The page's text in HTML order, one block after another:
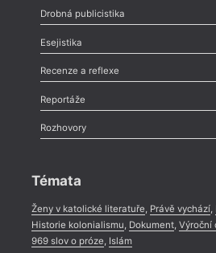
Poezie,Próza,Dokumenty
Drobná publicistika
Odlesk
Nekrolog,Glosa,Sloupek,Pozvánka,
Esejistika
Esej ,Pádlo,Úvaha
Recenze a reflexe
Recenze
Méně slov o próze,Celá rubrika
Reportáže
Literární zítřky
Celá rubrika
Rozhovory
Témata
Ženy v katolické literatuře, Právě vychází,
Historie kolonialismu, Dokument, Výroční
969 slov o próze, Islám